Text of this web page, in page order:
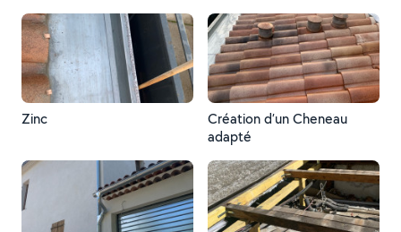
Zinc
Création d’un Cheneau
adapté